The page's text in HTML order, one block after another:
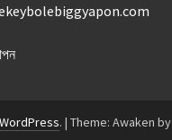
WordPress. | Theme: Awaken by